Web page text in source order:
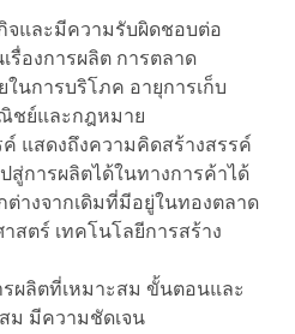
จและมีความรับผิดชอบต่อ
รื่องการผลิต การตลาด
นการบริโภค อายุการเก็บ
ชย์และกฎหมาย
แสดงถึงความคิดสร้างสรรค์
การผลิตได้ในทางการค้าได้
างจากเดิมที่มีอยู่ในทองตลาด
สตร์ เทคโนโลยีการสร้าง
รผลิตที่เหมาะสม ขั้นตอนและ
ม มีความชัดเจน